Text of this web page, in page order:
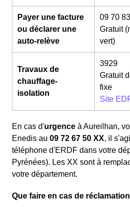
Payer une facture
ou déclarer une
auto-relève
09 70
Gratuit
vert)
Travaux de
chauffage-
isolation
3929
Gratuit
fixe
Site
En cas d'urgence à Aureilhan,
Enedis au 09 72 67 50 XX, il
téléphone d'ERDF dans votre
Pyrénées). Les XX sont à
votre département.
Que faire en cas de